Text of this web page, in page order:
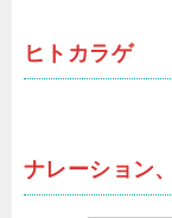
ヒトカラゲ
ナレーショ